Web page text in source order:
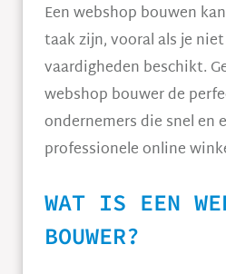
Een webshop bouwen
taak zijn, vooral als je
vaardigheden beschikt.
webshop bouwer de
ondernemers die snel en
professionele online
WAT IS EEN
BOUWER?